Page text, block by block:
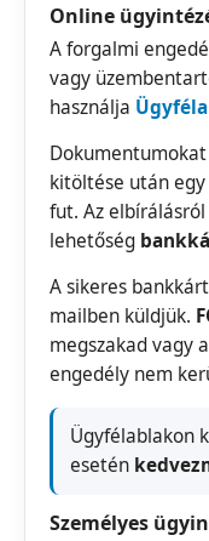
Online
A forgalmi
vagy
használja
kitöltése után
fut. Az
lehetőség
A sikeres
mailben küldjük.
megszakad vagy
engedély nem
Ügyfélablakon
esetén
Személyes